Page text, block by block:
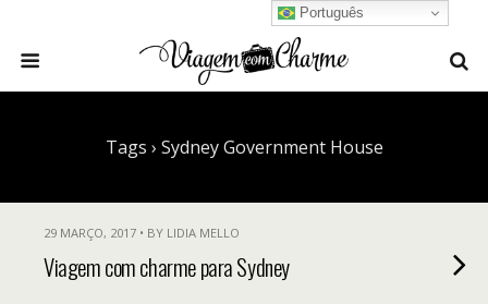
Tags › Sydney Government House
29 MARÇO, 2017 • BY LIDIA MELLO
Viagem com charme para Sydney
Português